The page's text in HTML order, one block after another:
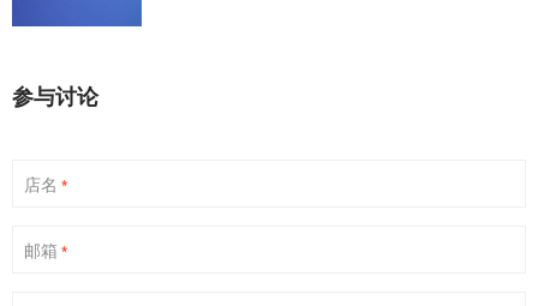
参与讨论
店名 *
邮箱 *